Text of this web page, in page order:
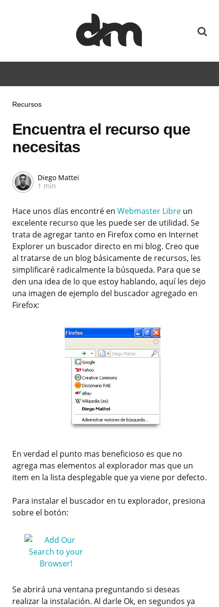
Recursos
Encuentra el recurso que
necesitas
Diego Mattei
1 min
Hace unos días encontré en Webmaster Libre un
excelente recurso que les puede ser de utilidad. Se
trata de agregar tanto en Firefox como en Internet
Explorer un buscador directo en mi blog. Creo que
al tratarse de un blog básicamente de recursos, les
simplificaré radicalmente la búsqueda. Para que se
den una idea de lo que estoy hablando, aquí les dejo
una imagen de ejemplo del buscador agregado en
Firefox:
En verdad el punto mas beneficioso es que no
agrega mas elementos al explorador mas que un
item en la lista desplegable que ya viene por defecto.
Para instalar el buscador en tu explorador, presiona
sobre el botón:
Se abrirá una ventana preguntando si deseas
realizar la instalación. Al darle Ok, en segundos ya